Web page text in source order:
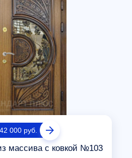
000 руб.
массива с ковкой №103